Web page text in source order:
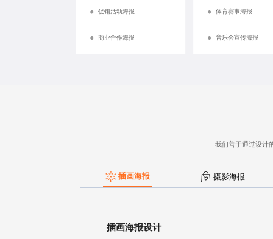
促销活动海报
商业合作海报
体育赛事海报
音乐会宣传海报
我们善于通过设计
插画海报 摄影海报
插画海报设计